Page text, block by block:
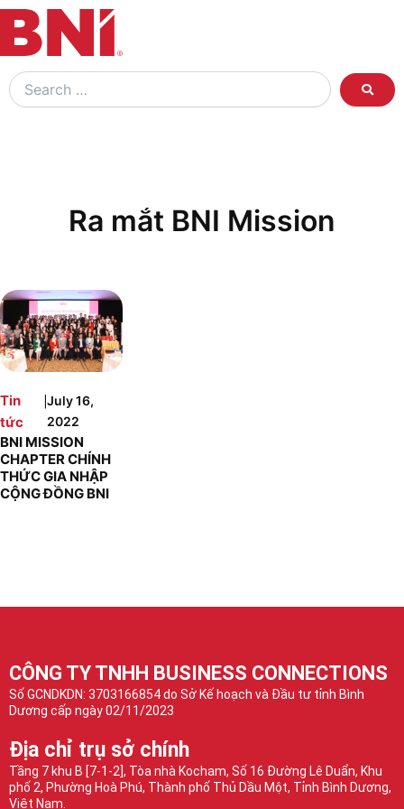
Search
…
Ra mắt BNI Mission
Tin
tức
|July 16,
2022
BNI MISSION
CHAPTER CHÍNH
THỨC GIA NHẬP
CỘNG ĐỒNG BNI
CÔNG TY TNHH BUSINESS CONNECTIONS
Số GCNDKDN: 3703166854 do Sở Kế hoạch và Đầu tư tỉnh Bình
Dương cấp ngày 02/11/2023
Địa chỉ trụ sở chính
Tầng 7 khu B [7-1-2], Tòa nhà Kocham, Số 16 Đường Lê Duẩn, Khu
phố 2, Phường Hoà Phú, Thành phố Thủ Dầu Một, Tỉnh Bình Dương,
Việt Nam.